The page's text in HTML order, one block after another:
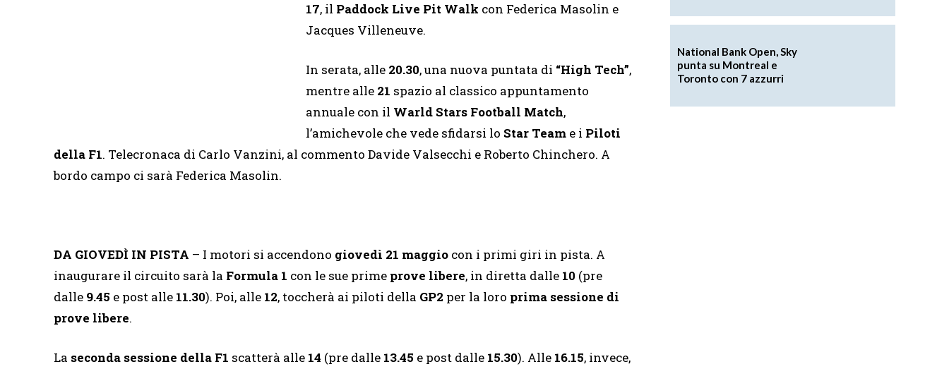
17, il Paddock Live Pit Walk con Federica Masolin e
Jacques Villeneuve.
In serata, alle 20.30, una nuova puntata di “High Tech”,
mentre alle 21 spazio al classico appuntamento
annuale con il Warld Stars Football Match,
l’amichevole che vede sfidarsi lo Star Team e i Piloti
della F1. Telecronaca di Carlo Vanzini, al commento Davide Valsecchi e Roberto Chinchero. A
bordo campo ci sarà Federica Masolin.
DA GIOVEDÌ IN PISTA – I motori si accendono giovedì 21 maggio con i primi giri in pista. A
inaugurare il circuito sarà la Formula 1 con le sue prime prove libere, in diretta dalle 10 (pre
dalle 9.45 e post alle 11.30). Poi, alle 12, toccherà ai piloti della GP2 per la loro prima sessione di
prove libere.
La seconda sessione della F1 scatterà alle 14 (pre dalle 13.45 e post dalle 15.30). Alle 16.15, invece,
National Bank Open, Sky
punta su Montreal e
Toronto con 7 azzurri